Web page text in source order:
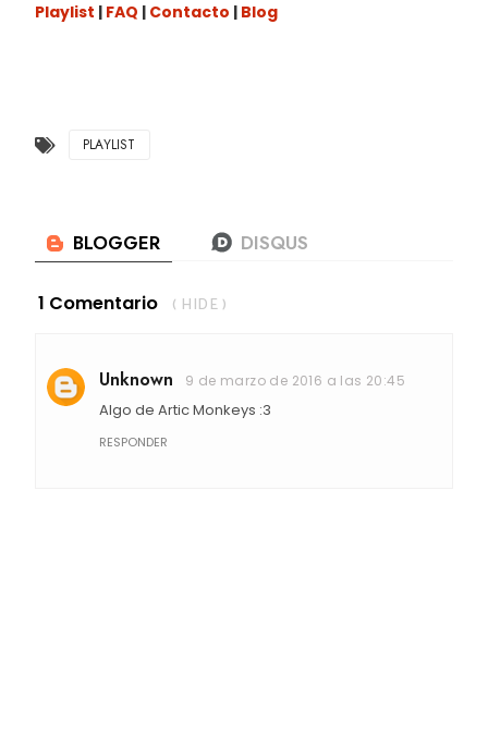
Playlist | FAQ | Contacto | Blog
PLAYLIST
1 Comentario ( HIDE )
Unknown 9 de marzo de 2016 a las 20:45
Algo de Artic Monkeys :3
RESPONDER